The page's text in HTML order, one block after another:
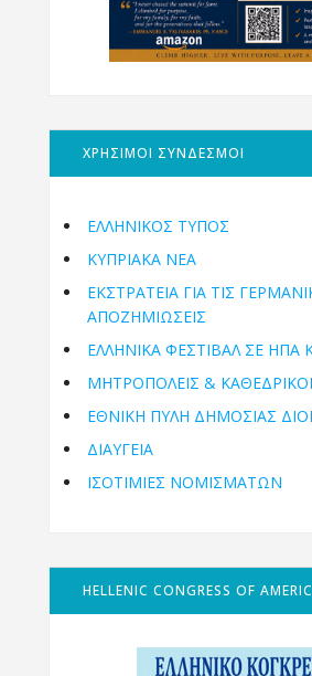
ΧΡΗΣΙΜΟΙ ΣΥΝΔΕΣΜΟΙ
ΕΛΛΗΝΙΚΟΣ ΤΥΠΟΣ
ΚΥΠΡΙΑΚΑ ΝΕΑ
ΕΚΣΤΡΑΤΕΙΑ ΓΙΑ ΤΙΣ
ΑΠΟΖΗΜΙΩΣΕΙΣ
ΕΛΛΗΝΙΚΆ ΦΕΣΤΙΒΆΛ ΣΕ ΗΠΑ
ΜΗΤΡΟΠΌΛΕΙΣ &
ΕΘΝΙΚΉ ΠΎΛΗ ΔΗΜΌΣΙΑΣ
ΔΙΑΥΓΕΙΑ
ΙΣΟΤΙΜΙΕΣ ΝΟΜΙΣΜΑΤΩΝ
HELLENIC CONGRESS OF